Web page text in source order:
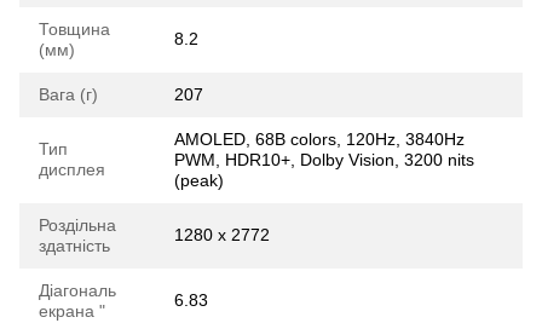
Товщина
(мм)
8.2
Вага (г) 207
Тип
дисплея
AMOLED, 68B colors, 120Hz, 3840Hz
PWM, HDR10+, Dolby Vision, 3200 nits
(peak)
Роздільна
здатність
1280 x 2772
Діагональ
екрана "
6.83